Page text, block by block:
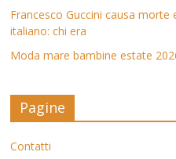
Francesco Guccini causa
italiano: chi era
Moda mare bambine estate
Pagine
Contatti